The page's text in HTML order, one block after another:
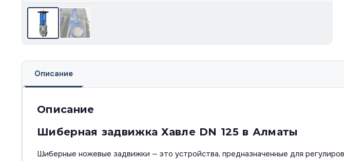
Описание
Описание
Шиберная задвижка Хавле DN 125 в Алматы
Шиберные ножевые задвижки — это устройства, предназначенные для